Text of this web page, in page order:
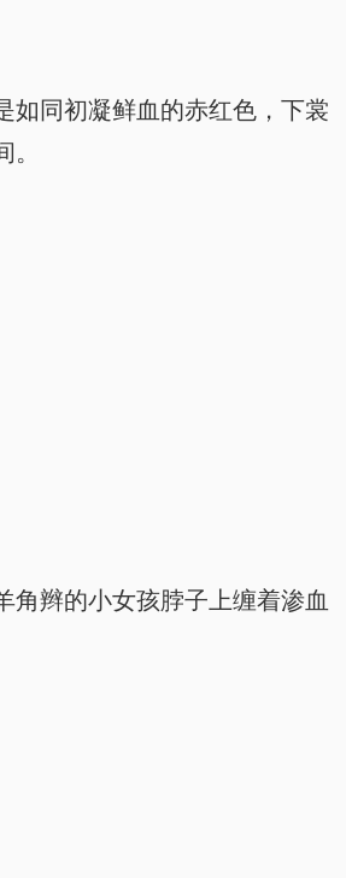
如同初凝鲜血的赤红色，下裳
角辫的小女孩脖子上缠着渗血